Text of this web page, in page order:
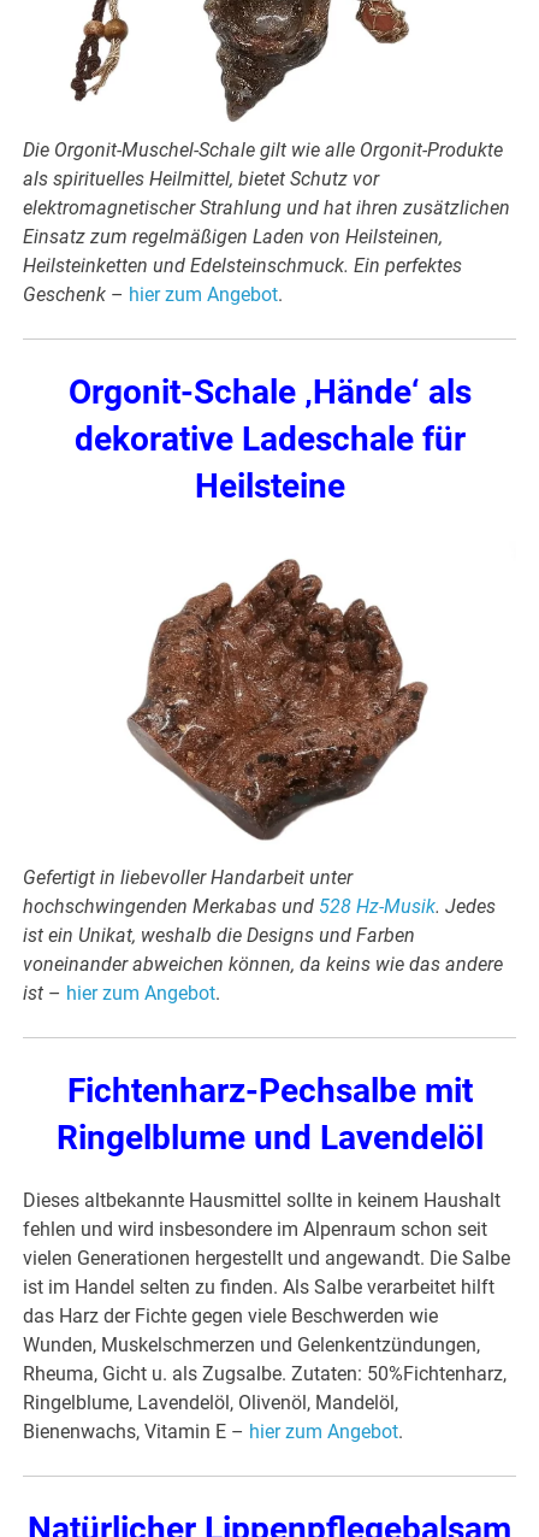
Die Orgonit-Muschel-Schale gilt wie alle Orgonit-Produkte
als spirituelles Heilmittel, bietet Schutz vor
elektromagnetischer Strahlung und hat ihren zusätzlichen
Einsatz zum regelmäßigen Laden von Heilsteinen,
Heilsteinketten und Edelsteinschmuck. Ein perfektes
Geschenk – hier zum Angebot.
Orgonit-Schale ‚Hände‘ als
dekorative Ladeschale für
Heilsteine
Gefertigt in liebevoller Handarbeit unter
hochschwingenden Merkabas und 528 Hz-Musik. Jedes
ist ein Unikat, weshalb die Designs und Farben
voneinander abweichen können, da keins wie das andere
ist – hier zum Angebot.
Fichtenharz-Pechsalbe mit
Ringelblume und Lavendelöl
Dieses altbekannte Hausmittel sollte in keinem Haushalt
fehlen und wird insbesondere im Alpenraum schon seit
vielen Generationen hergestellt und angewandt. Die Salbe
ist im Handel selten zu finden. Als Salbe verarbeitet hilft
das Harz der Fichte gegen viele Beschwerden wie
Wunden, Muskelschmerzen und Gelenkentzündungen,
Rheuma, Gicht u. als Zugsalbe. Zutaten: 50%Fichtenharz,
Ringelblume, Lavendelöl, Olivenöl, Mandelöl,
Bienenwachs, Vitamin E – hier zum Angebot.